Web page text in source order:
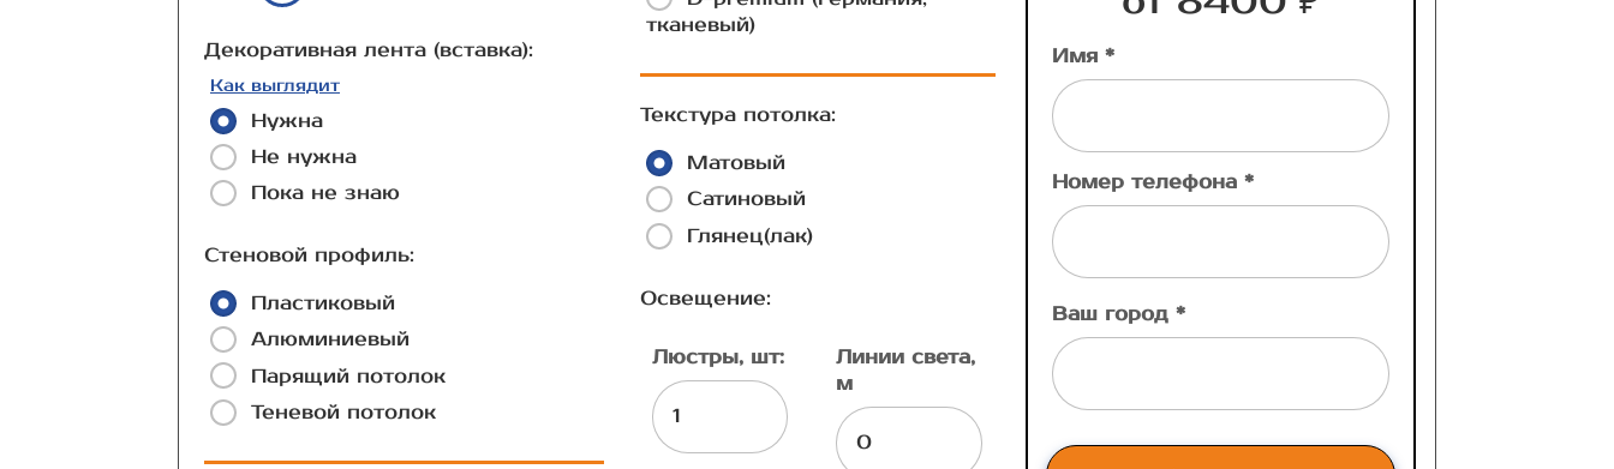
Декоративная лента (вставка):
Как выглядит
Нужна
Не нужна
Пока не знаю
Стеновой профиль:
Пластиковый
Алюминиевый
Парящий потолок
Теневой потолок
тканевый)
Текстура потолка:
Матовый
Сатиновый
Глянец(лак)
Освещение:
Люстры, шт:
Линии света,
м
Имя *
Номер телефона *
Ваш город *